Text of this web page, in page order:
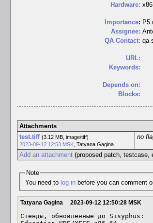
Hardware:
mportance: P5
Assignee:
QA Contact: qa-
URL:
Keywords:
Depends on:
Blocks:
Attachments
test.tiff (3.12 MB, image/tiff)
2023-09-12 12:53 MSK, Tatyana Gagina
no
Add an attachment(proposed patch, testcase,
Note
You need to log in before you can comment
Tatyana Gagina 2023-09-12 12:50:28 MSK
Стенды, обновлённые до Sisyphus: